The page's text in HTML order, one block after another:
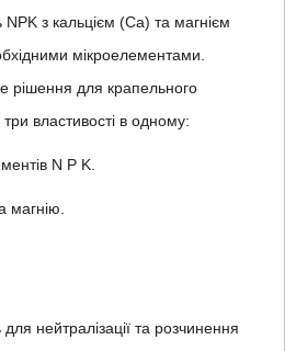
NPK з кальцієм (Са) та магнієм
мікроелементами.
рішення для крапельного
властивості в одному:
N P K.
магнію.
нейтралізації та розчинення